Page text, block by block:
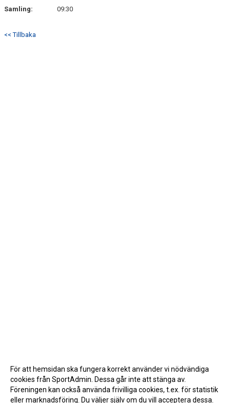
Samling:
09:30
<< Tillbaka
För att hemsidan ska fungera korrekt använder vi nödvändiga
cookies från SportAdmin. Dessa går inte att stänga av.
Föreningen kan också använda frivilliga cookies, t.ex. för statistik
eller marknadsföring. Du väljer själv om du vill acceptera dessa.